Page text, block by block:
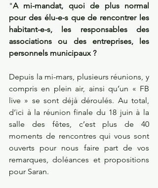
"A mi-mandat, quoi de plus normal
pour des élu-e-s que de rencontrer les
habitant-e-s, les responsables des
associations ou des entreprises, les
personnels municipaux ?
Depuis la mi-mars, plusieurs réunions, y
compris en plein air, ainsi qu’un « FB
live » se sont déjà déroulés. Au total,
d’ici à la réunion finale du 18 juin à la
salle des fêtes, c’est plus de 40
moments de rencontres qui vous sont
ouverts pour nous faire part de vos
remarques, doléances et propositions
pour Saran.